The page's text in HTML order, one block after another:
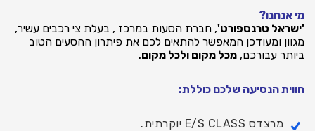
מי אנחנו?
'ישראל טרנספורט', חברת הסעות במרכז , בעלת צי רכבים עשיר,
מגוון ומעודכן המאפשר להתאים לכם את פיתרון ההסעים הטוב
ביותר עבורכם, מכל מקום ולכל מקום.
חווית הנסיעה שלכם כוללת:
מרצדס E/S CLASS יוקרתית.